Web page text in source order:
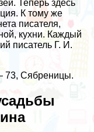
Теперь здесь
К тому же
писателя,
кухни. Каждый
писатель Г. И.
73, Сябреницы.